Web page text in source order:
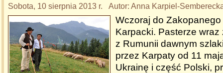
Sobota, 10 sierpnia 2013 r. Autor: Anna Karpiel-
Wczoraj do Zakopanego
Karpacki. Pasterze
z Rumunii dawnym
przez Karpaty od 11
Ukrainę i część Polski,